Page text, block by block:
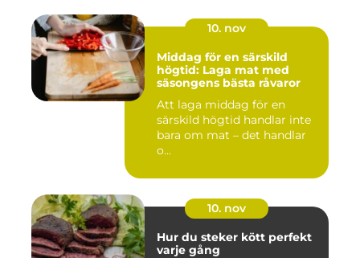
10. nov
Middag för en särskild
högtid: Laga mat med
säsongens bästa råvaror
Att laga middag för en
särskild högtid handlar inte
bara om mat – det handlar
o...
10. nov
Hur du steker kött perfekt
varje gång